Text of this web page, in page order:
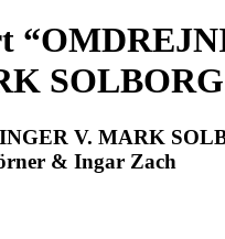
SOLBORG
V. MARK
& Ingar Zach